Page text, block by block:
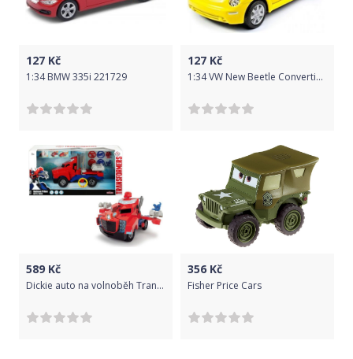
127 Kč
1:34 BMW 335i 221729
127 Kč
1:34 VW New Beetle Convertible 221639
589 Kč
Dickie auto na volnoběh Transformers Optimus Prime Battle Truck 23 cm
356 Kč
Fisher Price Cars